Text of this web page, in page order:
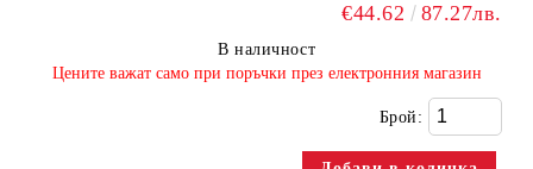
€44.62 87.27лв.
В наличност
​Цените важат само при поръчки през електронния магазин
Брой: